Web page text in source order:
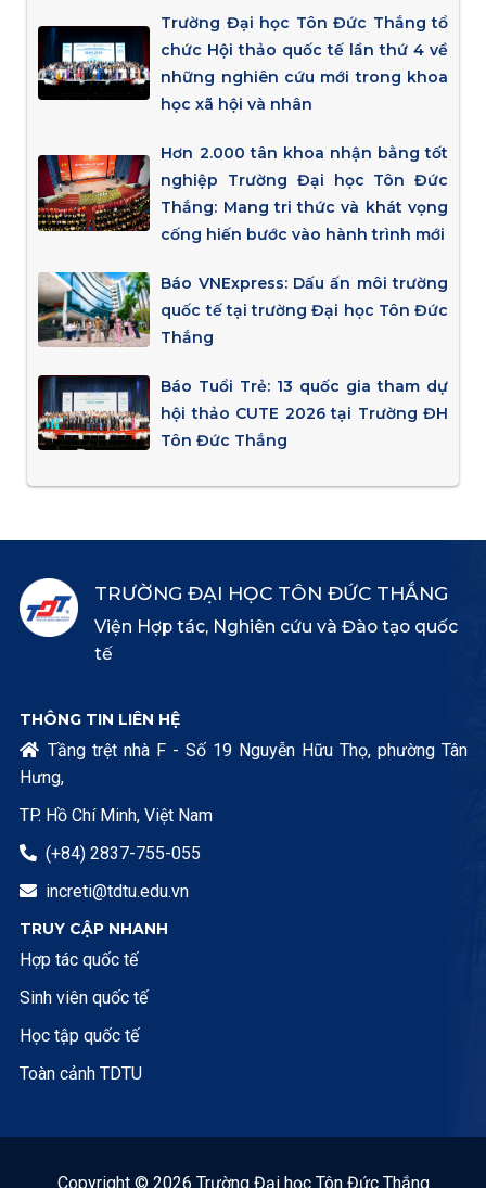
Trường Đại học Tôn Đức Thắng tổ
chức Hội thảo quốc tế lần thứ 4 về
những nghiên cứu mới trong khoa
học xã hội và nhân
Hơn 2.000 tân khoa nhận bằng tốt
nghiệp Trường Đại học Tôn Đức
Thắng: Mang tri thức và khát vọng
cống hiến bước vào hành trình mới
Báo VNExpress: Dấu ấn môi trường
quốc tế tại trường Đại học Tôn Đức
Thắng
Báo Tuổi Trẻ: 13 quốc gia tham dự
hội thảo CUTE 2026 tại Trường ĐH
Tôn Đức Thắng
TRƯỜNG ĐẠI HỌC TÔN ĐỨC THẮNG
Viện Hợp tác, Nghiên cứu và Đào tạo quốc
tế
THÔNG TIN LIÊN HỆ
 Tầng trệt nhà F - Số 19 Nguyễn Hữu Thọ, phường Tân
Hưng,
TP. Hồ Chí Minh, Việt Nam
 (+84) 2837-755-055
 increti@tdtu.edu.vn
TRUY CẬP NHANH
Hợp tác quốc tế
Sinh viên quốc tế
Học tập quốc tế
Toàn cảnh TDTU
Copyright © 2026 Trường Đại học Tôn Đức Thắng